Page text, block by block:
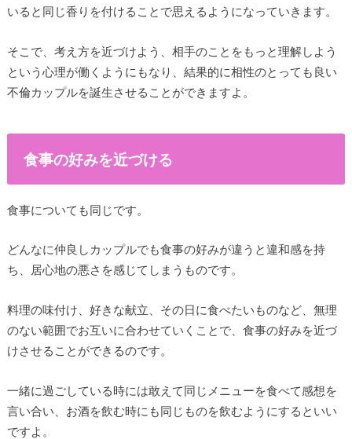
いると同じ香りを付けることで思えるようになっていきます。
そこで、考え方を近づけよう、相手のことをもっと理解しよう
という心理が働くようにもなり、結果的に相性のとっても良い
不倫カップルを誕生させることができますよ。
食事の好みを近づける
食事についても同じです。
どんなに仲良しカップルでも食事の好みが違うと違和感を持
ち、居心地の悪さを感じてしまうものです。
料理の味付け、好きな献立、その日に食べたいものなど、無理
のない範囲でお互いに合わせていくことで、食事の好みを近づ
けさせることができるのです。
一緒に過ごしている時には敢えて同じメニューを食べて感想を
言い合い、お酒を飲む時にも同じものを飲むようにするといい
ですよ。